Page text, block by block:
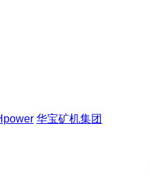
华宝矿机集团